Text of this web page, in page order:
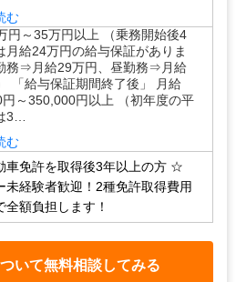
む
円～35万円以上 （乗務開始後4
月給24万円の給与保証がありま
務⇒月給29万円、昼勤務⇒月給
「給与保証期間終了後」 月給
～350,000円以上 （初年度の平
3…
む
車免許を取得後3年以上の方 ☆
未経験者歓迎！2種免許取得費用
全額負担します！
いて無料相談してみる